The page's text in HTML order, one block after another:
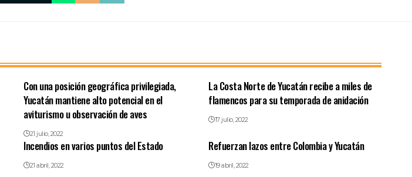
Con una posición geográfica privilegiada,
Yucatán mantiene alto potencial en el
aviturismo u observación de aves
21 julio, 2022
La Costa Norte de Yucatán recibe a miles de
flamencos para su temporada de anidación
17 julio, 2022
Incendios en varios puntos del Estado
21 abril, 2022
Refuerzan lazos entre Colombia y Yucatán
19 abril, 2022